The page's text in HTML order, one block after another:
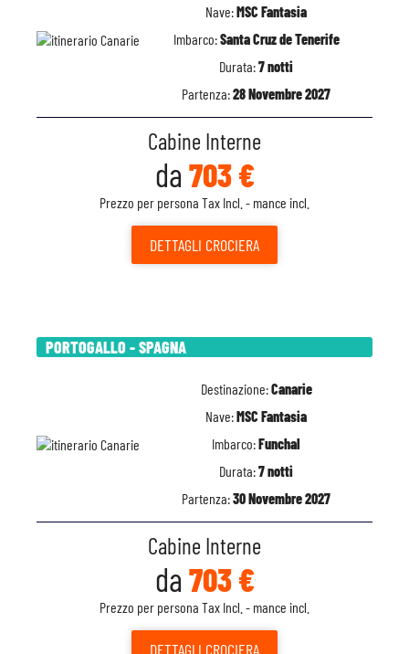
Nave:MSC Fantasia
Imbarco:Santa Cruz de Tenerife
Durata:7 notti
Partenza:28 Novembre 2027
Cabine Interne
da 703 €
Prezzo per persona Tax Incl. - mance incl.
DETTAGLI CROCIERA
PORTOGALLO - SPAGNA
Destinazione:Canarie
Nave:MSC Fantasia
Imbarco:Funchal
Durata:7 notti
Partenza:30 Novembre 2027
Cabine Interne
da 703 €
Prezzo per persona Tax Incl. - mance incl.
DETTAGLI CROCIERA